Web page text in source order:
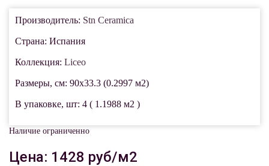
Производитель: Stn Ceramica
Страна: Испания
Коллекция: Liceo
Размеры, см: 90x33.3 (0.2997 м2)
В упаковке, шт: 4 ( 1.1988 м2 )
Наличие ограниченно
Цена: 1428 руб/м2